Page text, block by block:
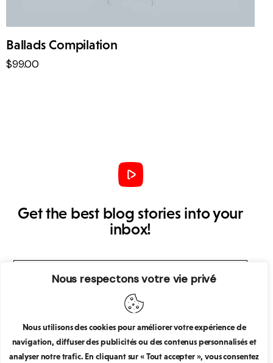
Nous respectons votre vie privé
Nous utilisons des cookies pour améliorer votre expérience de
navigation, diffuser des publicités ou des contenus personnalisés et
analyser notre trafic. En cliquant sur « Tout accepter », vous consentez
Ballads Compilation
$99.00
Get the best blog stories into your
inbox!
S’abonner
J’accepte que mes données personnelles soient
collectées et stockées.